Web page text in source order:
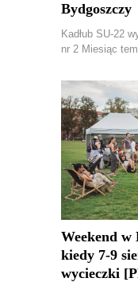
Bydgoszczy
Kadłub SU-22
nr 2 Miesiąc
Weekend w
kiedy 7-9
wycieczki